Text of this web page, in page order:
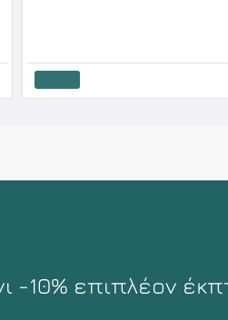
επιπλέον